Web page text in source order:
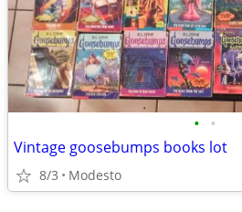
• •
Vintage goosebumps books lot
8/3 Modesto